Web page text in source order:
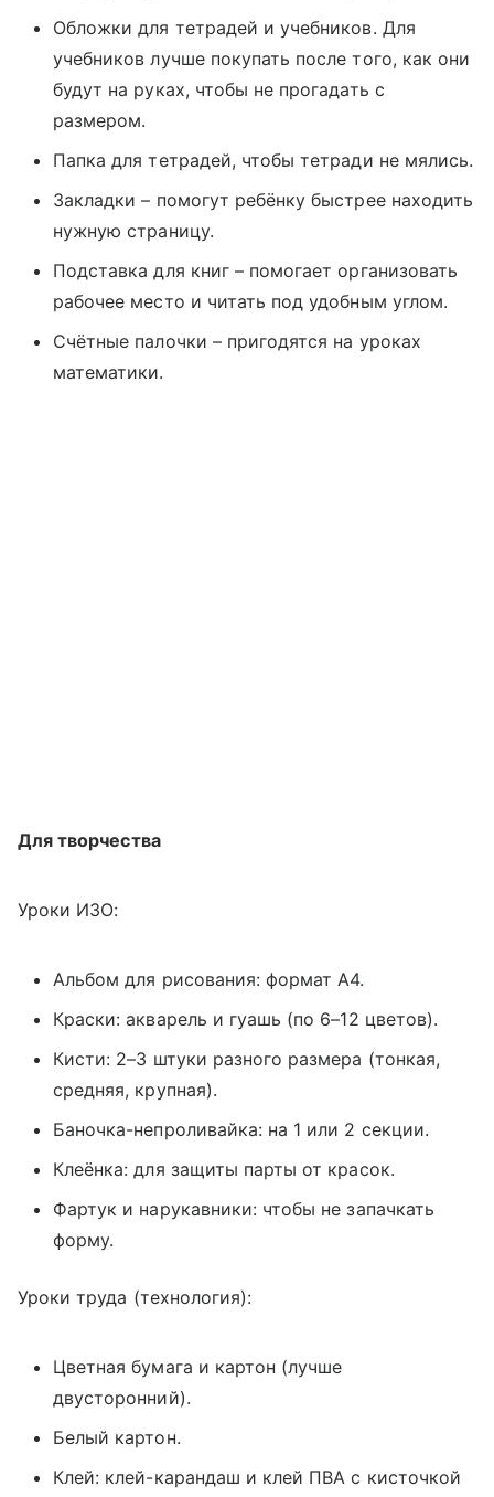
Обложки для тетрадей и учебников. Для
учебников лучше покупать после того, как они
будут на руках, чтобы не прогадать с
размером.
Папка для тетрадей, чтобы тетради не мялись.
Закладки – помогут ребёнку быстрее находить
нужную страницу.
Подставка для книг – помогает организовать
рабочее место и читать под удобным углом.
Счётные палочки – пригодятся на уроках
математики.
Для творчества
Уроки ИЗО:
Альбом для рисования: формат А4.
Краски: акварель и гуашь (по 6–12 цветов).
Кисти: 2–3 штуки разного размера (тонкая,
средняя, крупная).
Баночка-непроливайка: на 1 или 2 секции.
Клеёнка: для защиты парты от красок.
Фартук и нарукавники: чтобы не запачкать
форму.
Уроки труда (технология):
Цветная бумага и картон (лучше
двусторонний).
Белый картон.
Клей: клей-карандаш и клей ПВА с кисточкой